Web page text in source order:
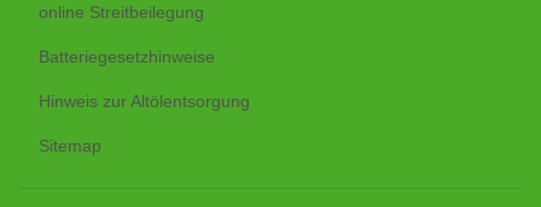
online Streitbeilegung
Batteriegesetzhinweise
Hinweis zur Altölentsorgung
Sitemap